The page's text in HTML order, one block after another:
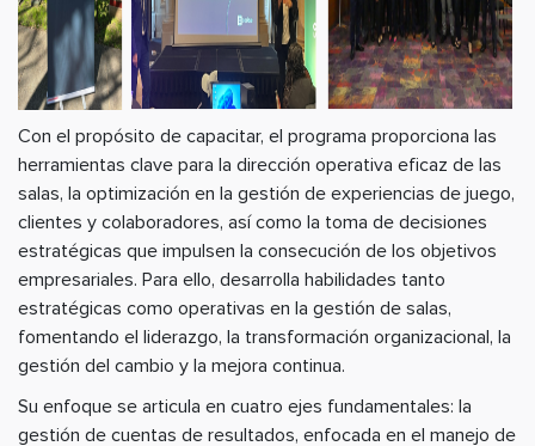
Con el propósito de capacitar, el programa proporciona las
herramientas clave para la dirección operativa eficaz de las
salas, la optimización en la gestión de experiencias de juego,
clientes y colaboradores, así como la toma de decisiones
estratégicas que impulsen la consecución de los objetivos
empresariales. Para ello, desarrolla habilidades tanto
estratégicas como operativas en la gestión de salas,
fomentando el liderazgo, la transformación organizacional, la
gestión del cambio y la mejora continua.
Su enfoque se articula en cuatro ejes fundamentales: la
gestión de cuentas de resultados, enfocada en el manejo de